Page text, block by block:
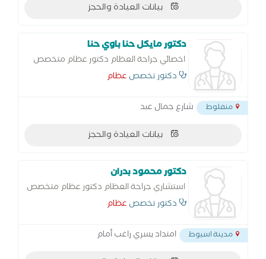
بيانات العيادة والحجز
دكتور مايكل حنا باوي حنا
اخصائي جراحة العظام دكتور عظام متخصص
في الخلايا الجذعية للعظام - العلاج الحراري -
مفصل الركبة - عملية مفصل الكوع - قطع
عظمي في
دكتور تخصص عظام
منفلوط شارع جمال عبد
بيانات العيادة والحجز
دكتور محمود بدران
استشاري جراحة العظام دكتور عظام متخصص
في الخلايا الجذعية للعظام - العلاج الحراري -
مفصل الركبة - عملية مفصل الكوع - قطع
عظمي في
دكتور تخصص عظام
مدينة اسيوط امتداد يسري راغب أمام